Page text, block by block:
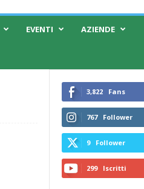
EVENTI AZIENDE
3,822 Fans
767 Follower
9 Follower
299 Iscritti